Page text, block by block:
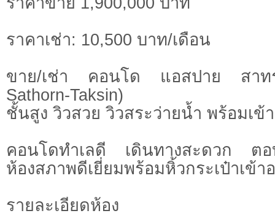
ราคาเช่า: 10,500 บาท/เดือน
ขาย/เช่า คอนโด แอสปาย สาท
Sathorn-Taksin)
ชั้นสูง วิวสวย วิวสระว่ายน้ำ พร้อมเข้
คอนโดทำเลดี เดินทางสะดวก ตอ
ห้องสภาพดีเยี่ยมพร้อมหิ้วกระเป๋าเข้า
รายละเอียดห้อง